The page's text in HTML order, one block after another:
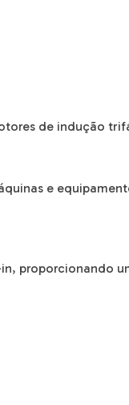
de indução
e
proporcionando